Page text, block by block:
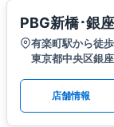
PBG新橋･銀
有楽町駅から徒
東京都中央区銀
店舗情報